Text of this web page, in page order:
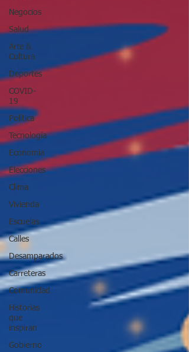
Negocios
Salud
Arte &
Cultura
Deportes
COVID-
19
Política
Tecnología
Economía
Elecciones
Clima
Vivienda
Escuelas
Calles
Desamparados
Carreteras
Comunidad
Historias
que
inspiran
Gobierno